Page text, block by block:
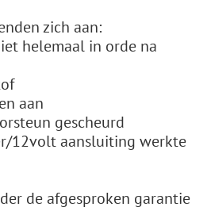
zich aan:
helemaal in orde na
aan
gescheurd
12volt aansluiting werkte
de afgesproken garantie